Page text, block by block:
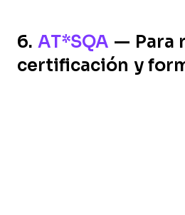
6. AT*SQA — Para
certificación y